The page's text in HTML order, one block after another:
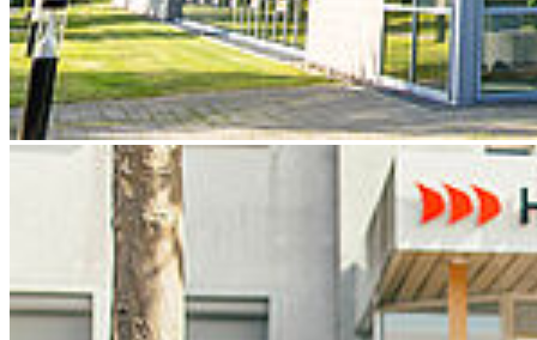
Please note: Once you watch the video, data will be transmitted to
Youtube/Google. For more information, see
Google Privacy.
Con­fer­ence Venue
A map of the campus can be found